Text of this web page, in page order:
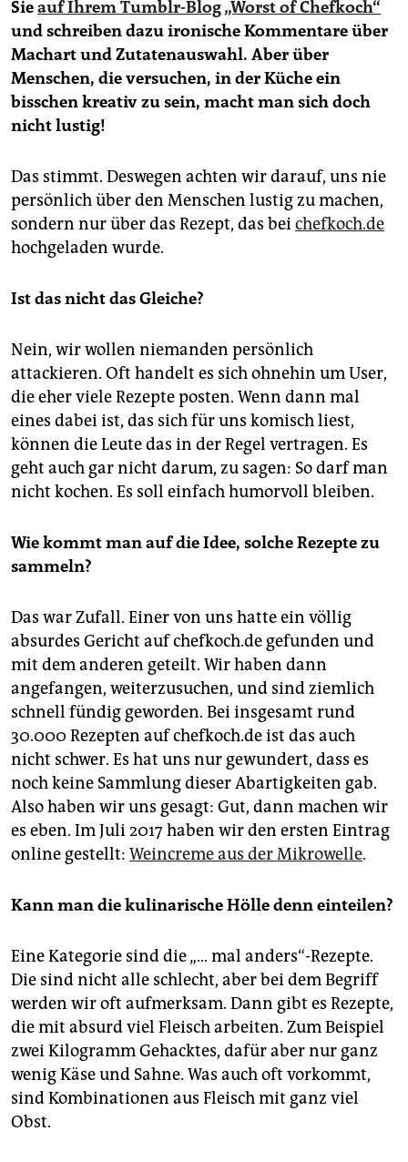
Sieauf Ihrem Tumblr-Blog „Worst of Chefkoch“
und schreiben dazu ironische Kommentare über
Machart und Zutatenauswahl. Aber über
Menschen, die versuchen, in der Küche ein
bisschen kreativ zu sein, macht man sich doch
nicht lustig!
Das stimmt. Deswegen achten wir darauf, uns nie
persönlich über den Menschen lustig zu machen,
sondern nur über das Rezept, das beichefkoch.de
hochgeladen wurde.
Ist das nicht das Gleiche?
Nein, wir wollen niemanden persönlich
attackieren. Oft handelt es sich ohnehin um User,
die eher viele Rezepte posten. Wenn dann mal
eines dabei ist, das sich für uns komisch liest,
können die Leute das in der Regel vertragen. Es
geht auch gar nicht darum, zu sagen: So darf man
nicht kochen. Es soll einfach humorvoll bleiben.
Wie kommt man auf die Idee, solche Rezepte zu
sammeln?
Das war Zufall. Einer von uns hatte ein völlig
absurdes Gericht auf chefkoch.de gefunden und
mit dem anderen geteilt. Wir haben dann
angefangen, weiterzusuchen, und sind ziemlich
schnell fündig geworden. Bei insgesamt rund
30.000 Rezepten auf chefkoch.de ist das auch
nicht schwer. Es hat uns nur gewundert, dass es
noch keine Sammlung dieser Abartigkeiten gab.
Also haben wir uns gesagt: Gut, dann machen wir
es eben. Im Juli 2017 haben wir den ersten Eintrag
online gestellt: Weincreme aus der Mikrowelle.
Kann man die kulinarische Hölle denn einteilen?
Eine Kategorie sind die „… mal anders“-Rezepte.
Die sind nicht alle schlecht, aber bei dem Begriff
werden wir oft aufmerksam. Dann gibt es Rezepte,
die mit absurd viel Fleisch arbeiten. Zum Beispiel
zwei Kilogramm Gehacktes, dafür aber nur ganz
wenig Käse und Sahne. Was auch oft vorkommt,
sind Kombinationen aus Fleisch mit ganz viel
Obst.